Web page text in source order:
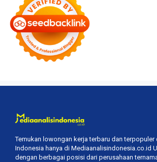
Temukan lowongan kerja terbaru dan terpopuler
Indonesia hanya di Mediaanalisindonesia.co.id
dengan berbagai posisi dari perusahaan